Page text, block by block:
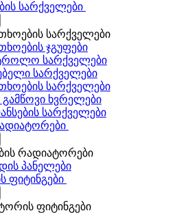
სარქველები
სარქველები
ჯგუფები
სარქველები
სარქველები
სარქველები
გამწოვი ხვრელები
სარქველები
რადიატორები
პანელები
ფიტინგები
ფიტინგები